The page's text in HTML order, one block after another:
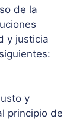
de la
y justicia
y
principio de